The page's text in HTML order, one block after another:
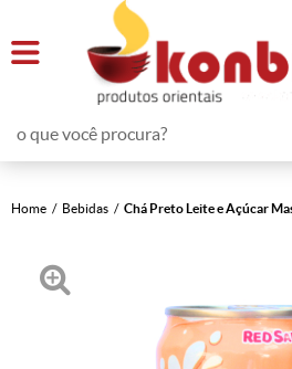
Home Bebidas Chá Preto Leite e Açúcar